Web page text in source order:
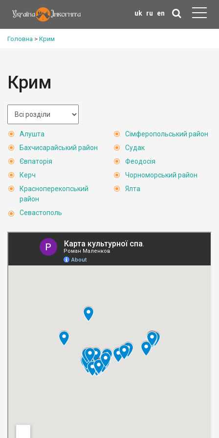
uk ru en
Головна > Крим
Крим
Алушта
Бахчисарайський район
Євпаторія
Керч
Красноперекопський
район
Севастополь
Сімферопольський район
Судак
Феодосія
Чорноморський район
Ялта